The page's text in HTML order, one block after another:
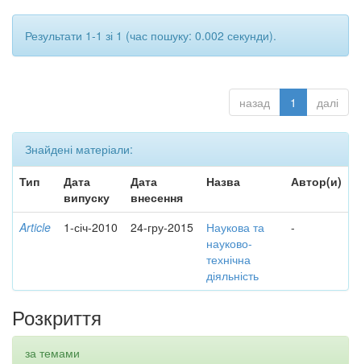
Результати 1-1 зі 1 (час пошуку: 0.002 секунди).
назад 1 далі
Знайдені матеріали:
Тип
Дата
випуску
Дата
внесення
Назва Автор(и)
Article 1-січ-2010 24-гру-2015
Наукова та
науково-
технічна
діяльність
-
Розкриття
за темами